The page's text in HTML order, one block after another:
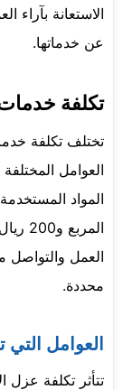
الاستعانة بآراء
عن خدماتها.
تكلفة
تختلف تكلفة
العوامل
العمل
محددة.
العوامل
تتأثر تكلفة